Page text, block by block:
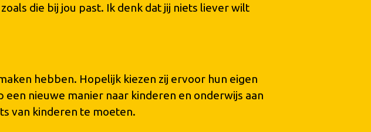
die bij jou past. Ik denk dat jij niets liever wilt
hebben. Hopelijk kiezen zij ervoor hun eigen
nieuwe manier naar kinderen en onderwijs aan
van kinderen te moeten.